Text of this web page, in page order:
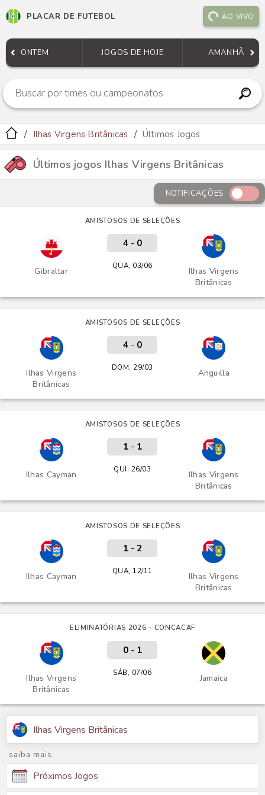
PLACAR DE FUTEBOL AO VIVO
ONTEM JOGOS DE HOJE AMANHÃ
Ilhas Virgens Britânicas Últimos Jogos
Últimos jogos Ilhas Virgens Britânicas
NOTIFICAÇÕES
AMISTOSOS DE SELEÇÕES
Gibraltar
Ilhas Virgens
Britânicas
4- 0
QUA, 03/06
AMISTOSOS DE SELEÇÕES
Ilhas Virgens
Britânicas
Anguilla
4- 0
DOM, 29/03
AMISTOSOS DE SELEÇÕES
Ilhas Cayman
Ilhas Virgens
Britânicas
1- 1
QUI, 26/03
AMISTOSOS DE SELEÇÕES
Ilhas Cayman
Ilhas Virgens
Britânicas
1- 2
QUA, 12/11
ELIMINATÓRIAS 2026 - CONCACAF
Ilhas Virgens
Britânicas
Jamaica
0- 1
SÁB, 07/06
Ilhas Virgens Britânicas
saiba mais:
Próximos Jogos